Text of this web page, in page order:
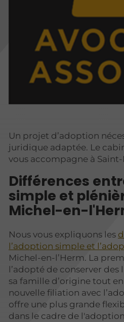
Un projet d’adoption
juridique adaptée. Le
vous accompagne à
Différences
simple et
Michel-en-
Nous vous expliquons les
l’adoption simple et
Michel-en-l’Herm. La
l’adopté de conserver
sa famille d’origine tout
nouvelle filiation avec
offre une plus grande
dans le cadre de